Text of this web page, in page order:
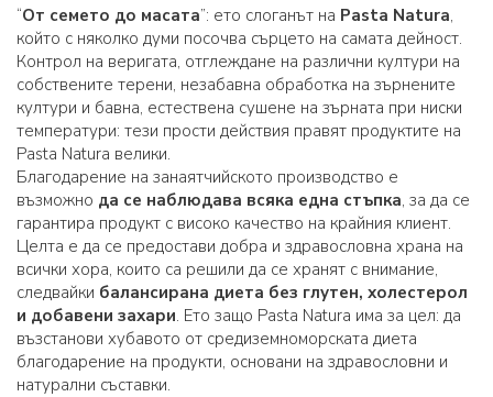
“От семето до масата”: ето слоганът на Pasta Natura,
който с няколко думи посочва сърцето на самата дейност.
Контрол на веригата, отглеждане на различни култури на
собствените терени, незабавна обработка на зърнените
култури и бавна, естествена сушене на зърната при ниски
температури: тези прости действия правят продуктите на
Pasta Natura велики.
Благодарение на занаятчийското производство е
възможно да се наблюдава всяка една стъпка, за да се
гарантира продукт с високо качество на крайния клиент.
Целта е да се предостави добра и здравословна храна на
всички хора, които са решили да се хранят с внимание,
следвайки балансирана диета без глутен, холестерол
и добавени захари. Ето защо Pasta Natura има за цел: да
възстанови хубавото от средиземноморската диета
благодарение на продукти, основани на здравословни и
натурални съставки.